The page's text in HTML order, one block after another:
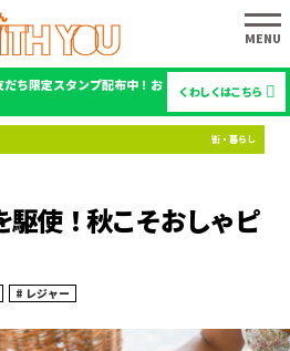
ち限定スタンプ配布中！お
くわしくはこちら
駆使！秋こそおしゃピ
レジャー